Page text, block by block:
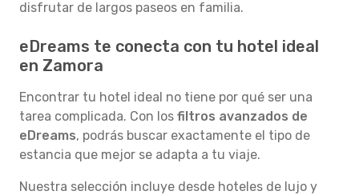
disfrutar de largos paseos en familia.
eDreams te conecta con tu hotel ideal
en Zamora
Encontrar tu hotel ideal no tiene por qué ser una
tarea complicada. Con los filtros avanzados de
eDreams, podrás buscar exactamente el tipo de
estancia que mejor se adapta a tu viaje.
Nuestra selección incluye desde hoteles de lujo y